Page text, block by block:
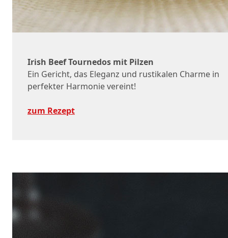
Irish Beef Tournedos mit Pilzen
Ein Gericht, das Eleganz und rustikalen Charme in
perfekter Harmonie vereint!
zum Rezept